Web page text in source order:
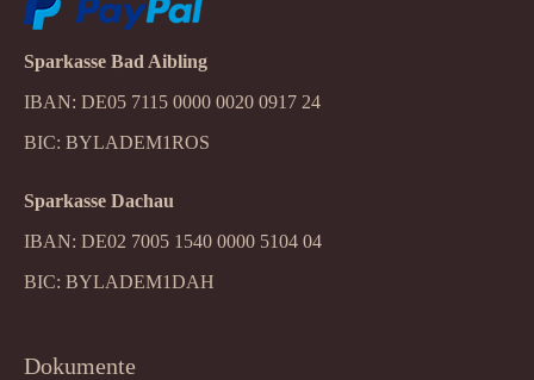
Sparkasse Bad Aibling
IBAN: DE05 7115 0000 0020 0917 24
BIC: BYLADEM1ROS
Sparkasse Dachau
IBAN: DE02 7005 1540 0000 5104 04
BIC: BYLADEM1DAH
Dokumente